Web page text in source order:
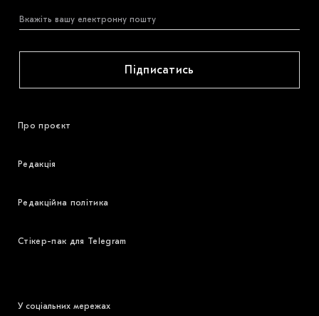
Підписатись
Про проєкт
Редакція
Редакційна політика
Стікер-пак для Telegram
У соціальних мережах